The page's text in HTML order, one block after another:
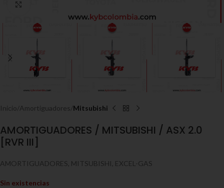
Inicio Amortiguadores Mitsubishi
AMORTIGUADORES / MITSUBISHI / ASX 2.0
[RVR III]
AMORTIGUADORES, MITSUBISHI, EXCEL-GAS
Sin existencias